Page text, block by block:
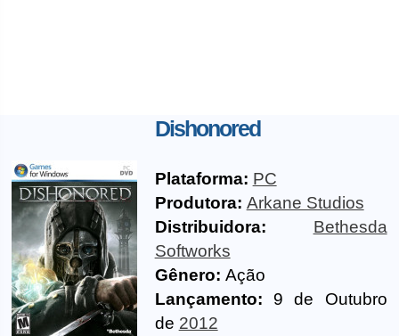
Dishonored
Plataforma: PC
Produtora: Arkane Studios
Distribuidora:
Bethesda
Softworks
Gênero: Ação
Lançamento: 9 de Outubro
de 2012